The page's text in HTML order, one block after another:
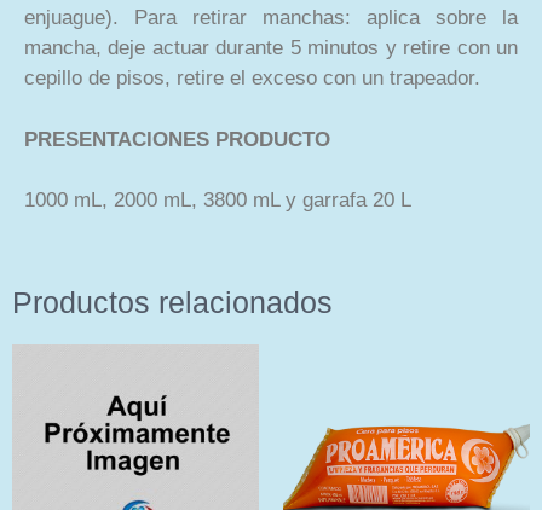
enjuague). Para retirar manchas: aplica sobre la
mancha, deje actuar durante 5 minutos y retire con un
cepillo de pisos, retire el exceso con un trapeador.
PRESENTACIONES PRODUCTO
1000 mL, 2000 mL, 3800 mL y garrafa 20 L
Productos relacionados